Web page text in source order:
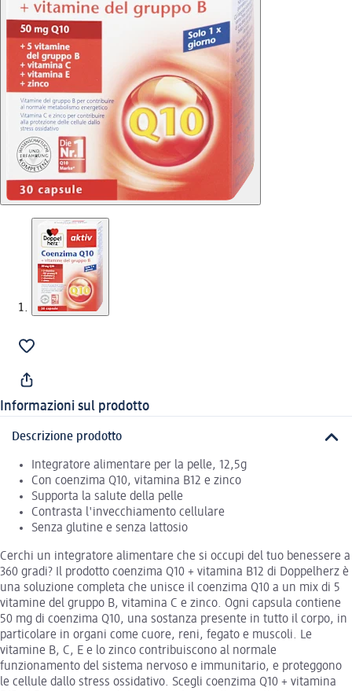
Informazioni sul prodotto
Descrizione prodotto
Integratore alimentare per la pelle, 12,5g
Con coenzima Q10, vitamina B12 e zinco
Supporta la salute della pelle
Contrasta l'invecchiamento cellulare
Senza glutine e senza lattosio
Cerchi un integratore alimentare che si occupi del tuo benessere a
360 gradi? Il prodotto coenzima Q10 + vitamina B12 di Doppelherz è
una soluzione completa che unisce il coenzima Q10 a un mix di 5
vitamine del gruppo B, vitamina C e zinco. Ogni capsula contiene
50 mg di coenzima Q10, una sostanza presente in tutto il corpo, in
particolare in organi come cuore, reni, fegato e muscoli. Le
vitamine B, C, E e lo zinco contribuiscono al normale
funzionamento del sistema nervoso e immunitario, e proteggono
le cellule dallo stress ossidativo. Scegli coenzima Q10 + vitamina